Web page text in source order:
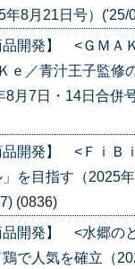
年8月21日号）('25/
開発】 <ＧＭＡ
ｅ／青汁王子監修
8月7日・14日合併
品開発】 <ＦｉＢ
」を目指す（2025
(0836)
品開発】 <水郷の
で人気を確立（